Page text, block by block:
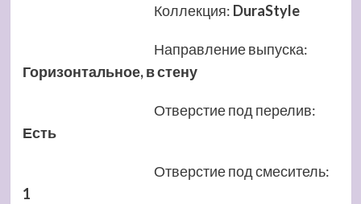
Коллекция: DuraStyle
Направление выпуска:
Горизонтальное, в стену
Отверстие под перелив:
Есть
Отверстие под смеситель:
1